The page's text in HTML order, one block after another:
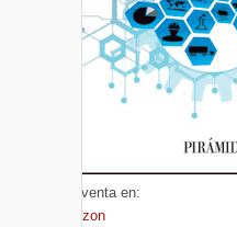
A la venta en:
Amazon